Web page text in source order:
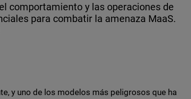
comportamiento y las operaciones de
para combatir la amenaza MaaS.
y uno de los modelos más peligrosos que ha